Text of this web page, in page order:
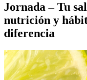
Jornada – Tu
nutrición y
diferencia